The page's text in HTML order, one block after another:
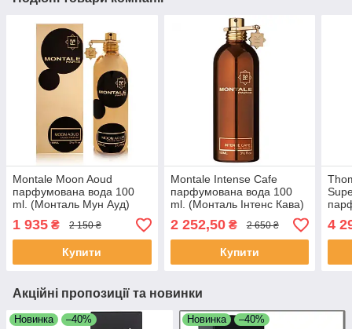
Montale Moon Aoud
парфумована вода 100
ml. (Монталь Мун Ауд)
1 935 ₴ 2 150 ₴
Купити
Montale Intense Cafe
парфумована вода 100
ml. (Монталь Інтенс Кава)
2 252,50₴ 2 650 ₴
Купити
ml.
4
Акційні пропозиції та новинки
Новинка –40% Новинка –40%